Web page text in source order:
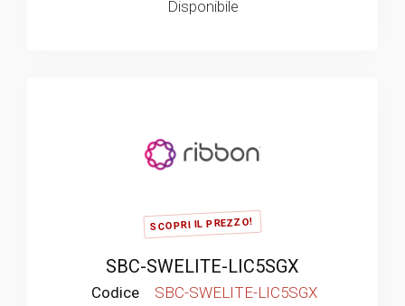
Disponibile
SCOPRI IL PREZZO!
SBC-SWELITE-LIC5SGX
Codice
SBC-SWELITE-LIC5SGX